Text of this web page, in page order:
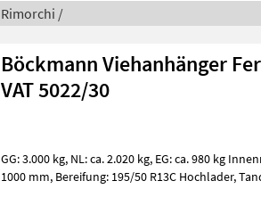
Rimorchi /
Böckmann Viehanhänger
VAT 5022/30
GG: 3.000 kg, NL: ca. 2.020 kg, EG: ca. 980 kg Innenmaße: 5000 x 2200 x
1000 mm, Bereifung: 195/50 R13C Hochlader, Tandem, V-Deichsel,